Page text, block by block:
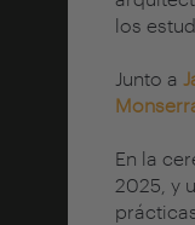
los
Junto a
En la
2025, y